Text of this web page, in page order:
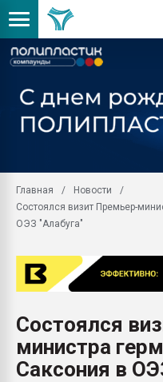
Главная
Новости
Состоялся визит Премьер-
ОЭЗ "Алабуга"
Состоялся
министра
Саксония в